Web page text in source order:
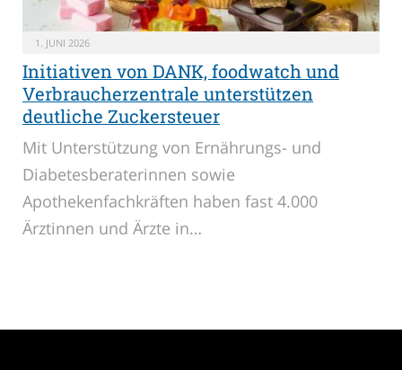
1. JUNI 2026
Initiativen von DANK, foodwatch und
Verbraucherzentrale unterstützen
deutliche Zuckersteuer
Mit Unterstützung von Ernährungs- und
Diabetesberaterinnen sowie
Apothekenfachkräften haben fast 4.000
Ärztinnen und Ärzte in…